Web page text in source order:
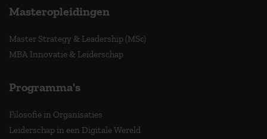
Masteropleidingen
Master Strategy & Leadership (MSc)
MBA Innovatie & Leiderschap
Programma's
Filosofie in Organisaties
Leiderschap in een Digitale Wereld